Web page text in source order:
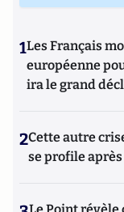
1Les Français
européenne
ira le grand
2Cette autre
se profile après